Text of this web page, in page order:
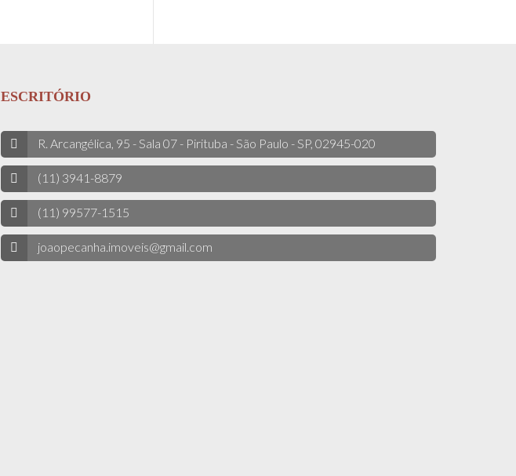
ESCRITÓRIO
R. Arcangélica, 95 - Sala 07 - Pirituba - São Paulo - SP, 02945-020
(11) 3941-8879
(11) 99577-1515
joaopecanha.imoveis@gmail.com